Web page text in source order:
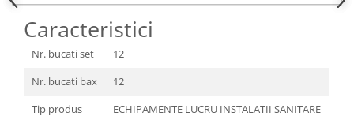
Caracteristici
Nr. bucati set
12
Nr. bucati bax
12
Tip produs
ECHIPAMENTE LUCRU INSTALATII SANITARE